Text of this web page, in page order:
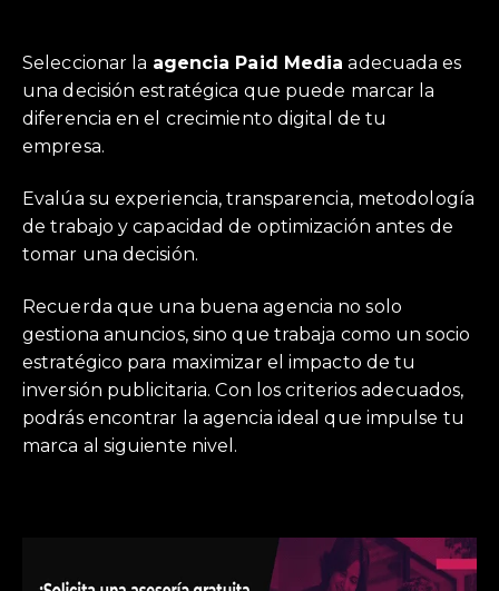
Seleccionar la agencia Paid Media adecuada es
una decisión estratégica que puede marcar la
diferencia en el crecimiento digital de tu
empresa.
Evalúa su experiencia, transparencia, metodología
de trabajo y capacidad de optimización antes de
tomar una decisión.
Recuerda que una buena agencia no solo
gestiona anuncios, sino que trabaja como un socio
estratégico para maximizar el impacto de tu
inversión publicitaria. Con los criterios adecuados,
podrás encontrar la agencia ideal que impulse tu
marca al siguiente nivel.